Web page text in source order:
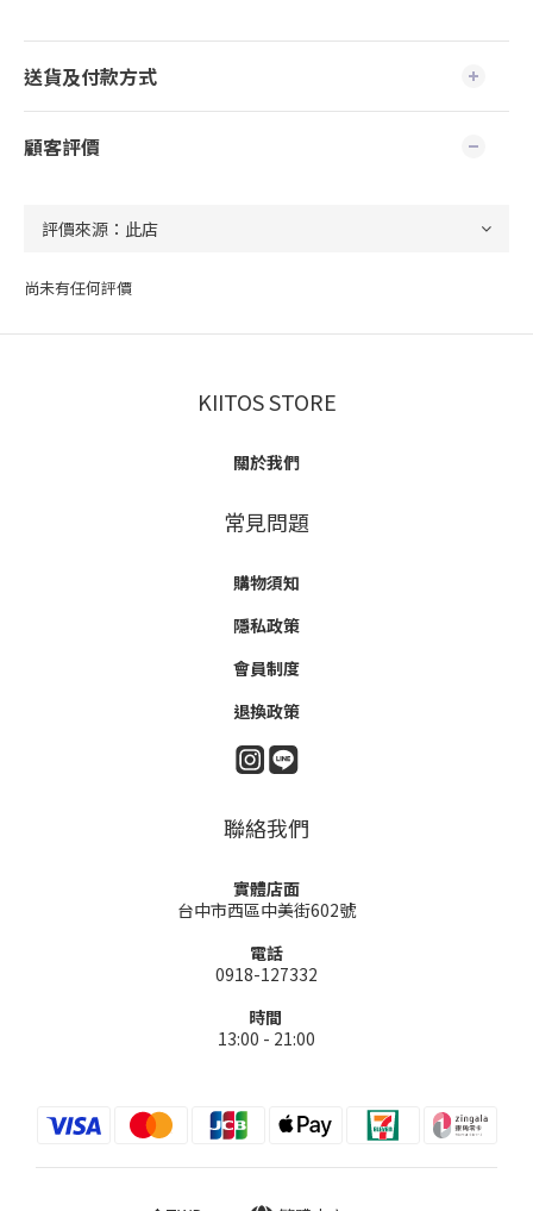
送貨及付款方式
顧客評價
尚未有任何評價
KIITOS STORE
關於我們
常見問題
購物須知
隱私政策
會員制度
退換政策
聯絡我們
實體店面
台中市西區中美街602號
電話
0918-127332
時間
13:00 - 21:00